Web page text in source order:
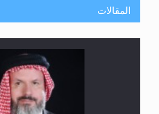
المقالات